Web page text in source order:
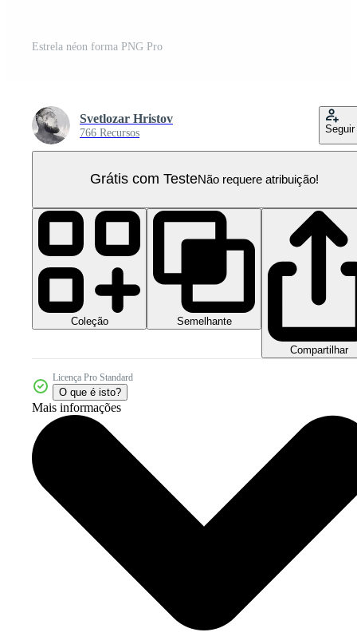
Estrela néon forma PNG Pro
Svetlozar Hristov
766 Recursos Seguir
Grátis com TesteNão requere atribuição!
Coleção Semelhante
Compartilhar
Licença Pro Standard
O que é isto?
Mais informações